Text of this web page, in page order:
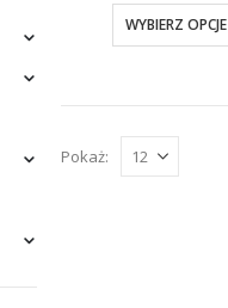
WYBIERZ OPCJE
Pokaż: